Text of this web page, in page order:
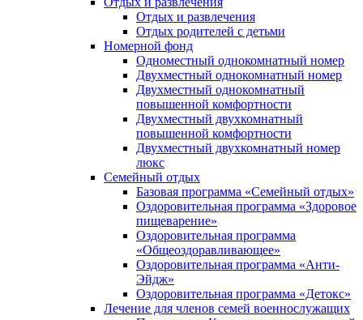
Отдых и развлечения
Отдых родителей с детьми
Номерной фонд
Одноместный однокомнатный номер
Двухместный однокомнатный номер
Двухместный однокомнатный
повышенной комфортности
Двухместный двухкомнатный
повышенной комфортности
Двухместный двухкомнатный номер
люкс
Семейный отдых
Базовая программа «Семейный отдых»
Оздоровительная программа «Здоровое
пищеварение»
Оздоровительная программа
«Общеоздоравливающее»
Оздоровительная программа «Анти-
Эйдж»
Оздоровительная программа «Детокс»
Лечение для членов семей военнослужащих